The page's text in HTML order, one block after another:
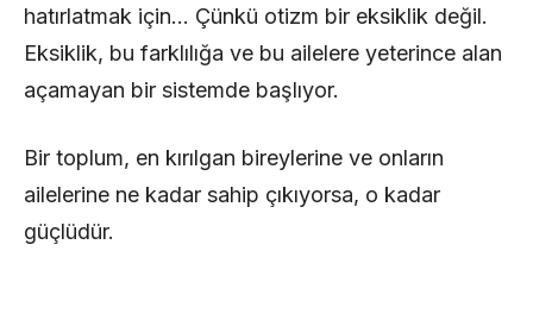
hatırlatmak için… Çünkü otizm bir eksiklik değil.
Eksiklik, bu farklılığa ve bu ailelere yeterince alan
açamayan bir sistemde başlıyor.
Bir toplum, en kırılgan bireylerine ve onların
ailelerine ne kadar sahip çıkıyorsa, o kadar
güçlüdür.